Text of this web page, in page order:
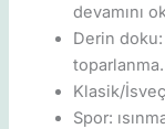
devamını
Derin
toparlanma.
Klasik/
Spor: